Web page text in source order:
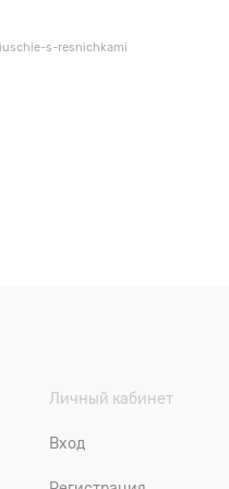
s-resnichkami
Личный кабинет
Вход